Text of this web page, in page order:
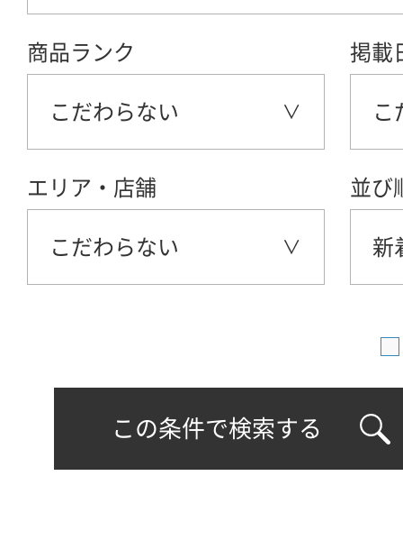
商品ランク
こだわらない
掲載
こ
エリア・店舗
こだわらない
並び
新
この条件で検索する